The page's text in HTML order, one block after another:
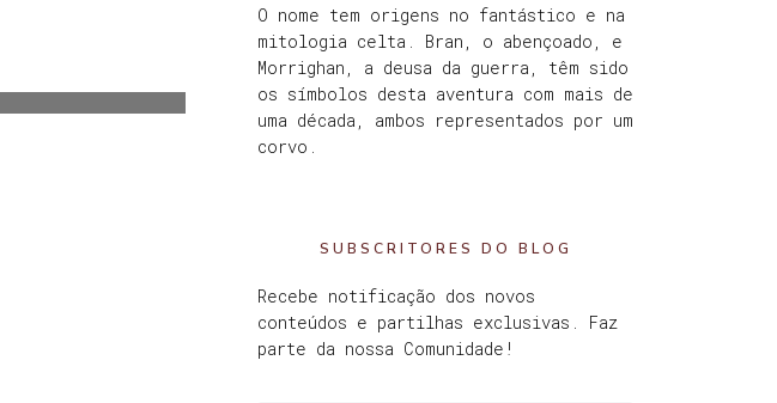
O nome tem origens no fantástico e na
mitologia celta. Bran, o abençoado, e
Morrighan, a deusa da guerra, têm sido
os símbolos desta aventura com mais de
uma década, ambos representados por um
corvo.
SUBSCRITORES DO BLOG
Recebe notificação dos novos
conteúdos e partilhas exclusivas. Faz
parte da nossa Comunidade!